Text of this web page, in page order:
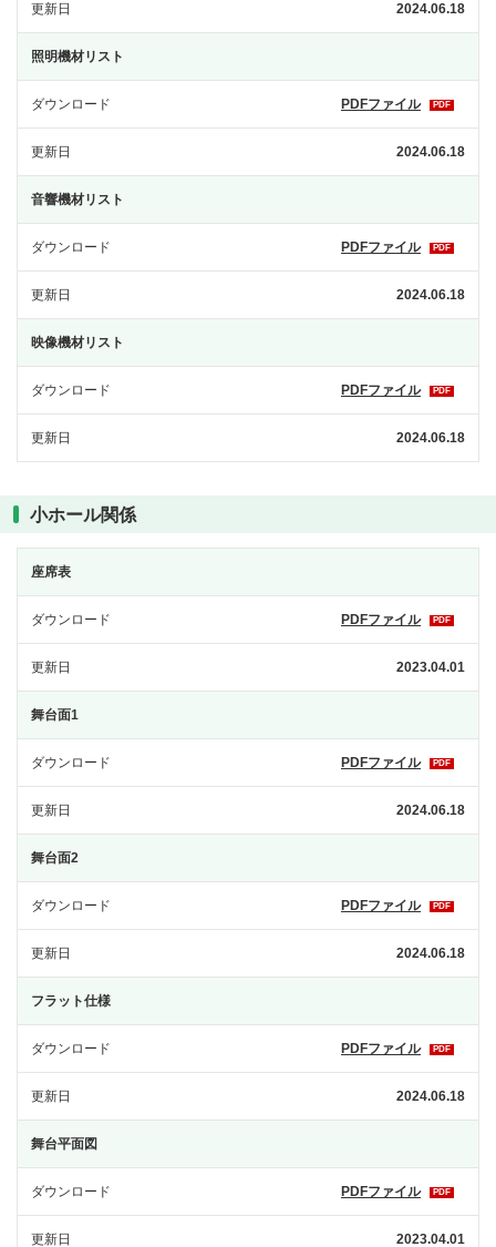
更新日 2024.06.18
照明機材リスト
ダウンロード PDFファイル PDF
更新日 2024.06.18
音響機材リスト
ダウンロード PDFファイル PDF
更新日 2024.06.18
映像機材リスト
ダウンロード PDFファイル PDF
更新日 2024.06.18
小ホール関係
座席表
ダウンロード PDFファイル PDF
更新日 2023.04.01
舞台面1
ダウンロード PDFファイル PDF
更新日 2024.06.18
舞台面2
ダウンロード PDFファイル PDF
更新日 2024.06.18
フラット仕様
ダウンロード PDFファイル PDF
更新日 2024.06.18
舞台平面図
ダウンロード PDFファイル PDF
更新日 2023.04.01